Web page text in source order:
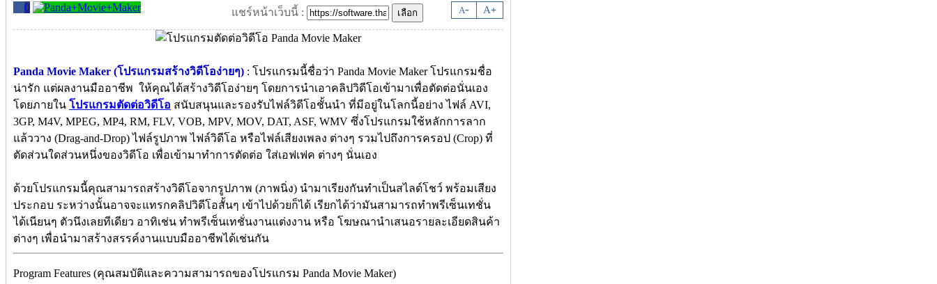
0 A- A+
แชร์หน้าเว็บนี้ :
Panda Movie Maker (โปรแกรมสร้างวิดีโอง่ายๆ) : โปรแกรมนี้ชื่อว่า Panda Movie Maker โปรแกรมชื่อ
น่ารัก แต่ผลงานมืออาชีพ ให้คุณได้สร้างวิดีโอง่ายๆ โดยการนำเอาคลิปวิดีโอเข้ามาเพื่อตัดต่อนั่นเอง
โดยภายใน โปรแกรมตัดต่อวิดีโอ สนับสนุนและรองรับไฟล์วิดีโอชั้นนำ ที่มีอยู่ในโลกนี้อย่าง ไฟล์ AVI,
3GP, M4V, MPEG, MP4, RM, FLV, VOB, MPV, MOV, DAT, ASF, WMV ซึ่งโปรแกรมใช้หลักการลาก
แล้ววาง (Drag-and-Drop) ไฟล์รูปภาพ ไฟล์วิดีโอ หรือไฟล์เสียงเพลง ต่างๆ รวมไปถึงการครอป (Crop) ที่
ตัดส่วนใดส่วนหนึ่งของวิดีโอ เพื่อเข้ามาทำการตัดต่อ ใส่เอฟเฟค ต่างๆ นั่นเอง
ด้วยโปรแกรมนี้คุณสามารถสร้างวิดีโอจากรูปภาพ (ภาพนิ่ง) นำมาเรียงกันทำเป็นสไลด์โชว์ พร้อมเสียง
ประกอบ ระหว่างนั้นอาจจะแทรกคลิปวิดีโอสั้นๆ เข้าไปด้วยก็ได้ เรียกได้ว่ามันสามารถทําพรีเซ็นเทชั่น
ได้เนียนๆ ตัวนึงเลยทีเดียว อาทิเช่น ทําพรีเซ็นเทชั่นงานแต่งงาน หรือ โฆษณานำเสนอรายละเอียดสินค้า
ต่างๆ เพื่อนำมาสร้างสรรค์งานแบบมืออาชีพได้เช่นกัน
Program Features (คุณสมบัติและความสามารถของโปรแกรม Panda Movie Maker)